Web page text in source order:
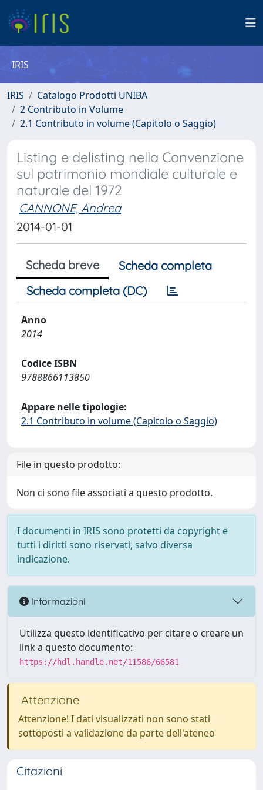
IRIS
IRIS
Catalogo Prodotti UNIBA
2 Contributo in Volume
2.1 Contributo in volume (Capitolo o Saggio)
Listing e delisting nella Convenzione
sul patrimonio mondiale culturale e
naturale del 1972
CANNONE, Andrea
2014-01-01
Scheda breve
Scheda completa
Scheda completa (DC)
Anno
2014
Codice ISBN
9788866113850
Appare nelle tipologie:
2.1 Contributo in volume (Capitolo o Saggio)
File in questo prodotto:
Non ci sono file associati a questo prodotto.
I documenti in IRIS sono protetti da copyright e
tutti i diritti sono riservati, salvo diversa
indicazione.
Informazioni
Utilizza questo identificativo per citare o creare un
link a questo documento:
https://hdl.handle.net/11586/66581
Attenzione
Attenzione! I dati visualizzati non sono stati
sottoposti a validazione da parte dell'ateneo
Citazioni